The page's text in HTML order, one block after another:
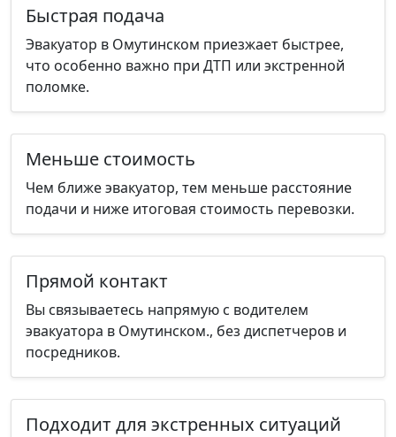
Быстрая подача
Эвакуатор в Омутинском приезжает быстрее,
что особенно важно при ДТП или экстренной
поломке.
Меньше стоимость
Чем ближе эвакуатор, тем меньше расстояние
подачи и ниже итоговая стоимость перевозки.
Прямой контакт
Вы связываетесь напрямую с водителем
эвакуатора в Омутинском., без диспетчеров и
посредников.
Подходит для экстренных ситуаций